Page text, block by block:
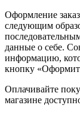
Оформление
следующим
данные о себе.
информацию,
кнопку
Оплачивайте
магазине